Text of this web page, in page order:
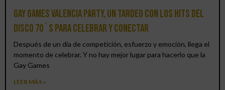
Gay Games Valencia Party, un tardeo con los hits del
DISCO 70´S para celebrar y conectar
Después de un día de competición, esfuerzo y emoción, llega el
momento de celebrar. Y no hay mejor lugar para hacerlo que la
Gay Games
LEER MÁS »